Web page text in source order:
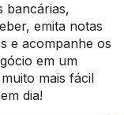
bancárias,
emita notas
e acompanhe os
em um
mais fácil
dia!